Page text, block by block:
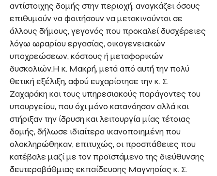
αντίστοιχης δομής στην περιοχή, αναγκάζει όσους
επιθυμούν να φοιτήσουν να μετακινούνται σε
άλλους δήμους, γεγονός που προκαλεί δυσχέρειες
λόγω ωραρίου εργασίας, οικογενειακών
υποχρεώσεων, κόστους ή μεταφορικών
δυσκολιών.Η κ. Μακρή, μετά από αυτή την πολύ
θετική εξέλιξη, αφού ευχαρίστησε την κ. Σ.
Ζαχαράκη και τους υπηρεσιακούς παράγοντες του
υπουργείου, που όχι μόνο κατανόησαν αλλά και
στήριξαν την ίδρυση και λειτουργία μίας τέτοιας
δομής, δήλωσε ιδιαίτερα ικανοποιημένη που
ολοκληρώθηκαν, επιτυχώς, οι προσπάθειες που
κατέβαλε μαζί με τον προϊστάμενο της διεύθυνσης
δευτεροβάθμιας εκπαίδευσης Μαγνησίας κ. Σ.